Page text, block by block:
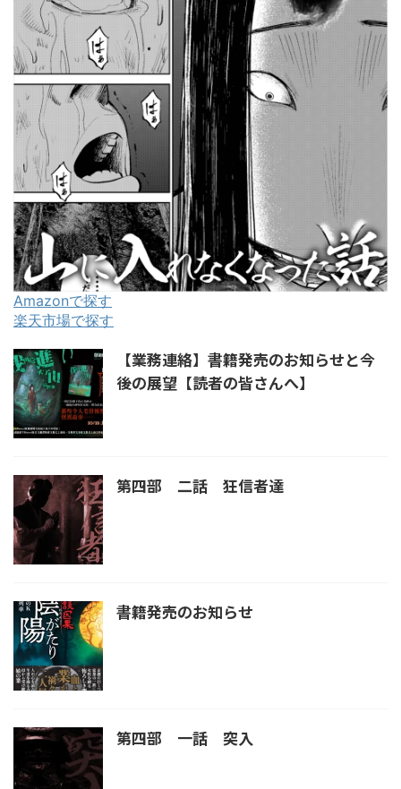
Amazonで探す
楽天市場で探す
【業務連絡】書籍発売のお知らせと今
後の展望【読者の皆さんへ】
第四部 二話 狂信者達
書籍発売のお知らせ
第四部 一話 突入